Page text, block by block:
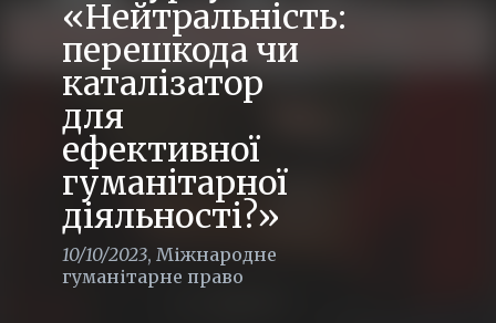
«Нейтральність:
перешкода чи
каталізатор
для
ефективної
гуманітарної
діяльності?»
10/10/2023, Міжнародне
гуманітарне право